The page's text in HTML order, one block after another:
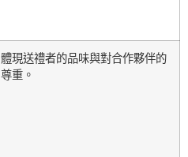
體現送禮者的品味與對合作夥伴的
尊重。